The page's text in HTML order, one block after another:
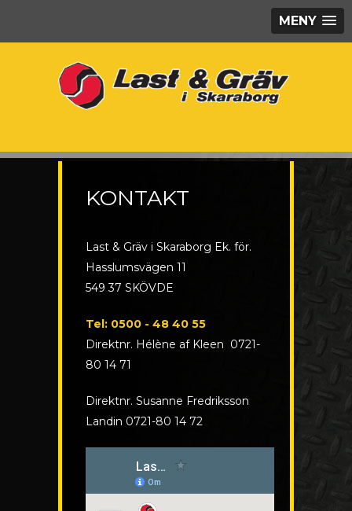
MENY
KONTAKT
Last & Gräv i Skaraborg Ek. för.
Hasslumsvägen 11
549 37 SKÖVDE
Tel: 0500 - 48 40 55
Direktnr. Hélène af Kleen 0721-
80 14 71
Direktnr. Susanne Fredriksson
Landin 0721-80 14 72